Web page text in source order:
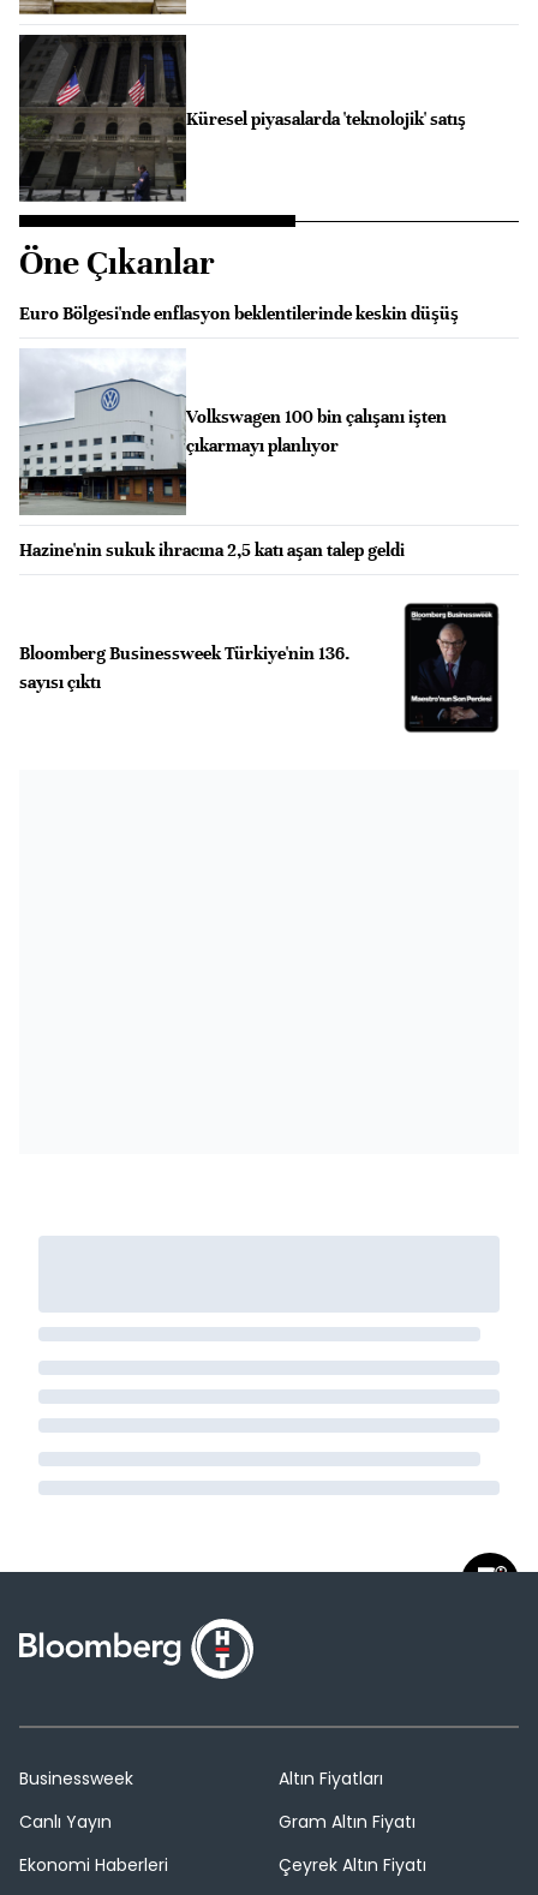
Küresel piyasalarda 'teknolojik' satış
Öne Çıkanlar
Euro Bölgesi'nde enflasyon beklentilerinde keskin düşüş
Volkswagen 100 bin çalışanı işten
çıkarmayı planlıyor
Hazine'nin sukuk ihracına 2,5 katı aşan talep geldi
Bloomberg Businessweek Türkiye'nin 136.
sayısı çıktı
Businessweek
Canlı Yayın
Ekonomi Haberleri
Altın Fiyatları
Gram Altın Fiyatı
Çeyrek Altın Fiyatı